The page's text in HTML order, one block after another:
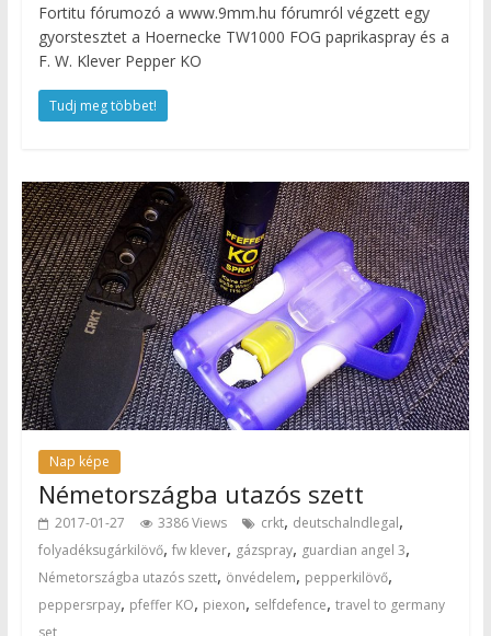
Fortitu fórumozó a www.9mm.hu fórumról végzett egy
gyorstesztet a Hoernecke TW1000 FOG paprikaspray és a
F. W. Klever Pepper KO
Tudj meg többet!
Nap képe
Németországba utazós szett
2017-01-27 3386 Views crkt, deutschalndlegal,
folyadéksugárkilövő, fw klever, gázspray, guardian angel 3,
Németországba utazós szett, önvédelem, pepperkilövő,
peppersrpay, pfeffer KO, piexon, selfdefence, travel to germany
set